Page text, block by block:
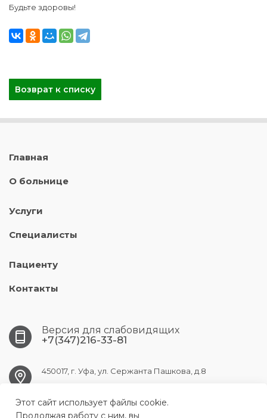
Будьте здоровы!
Возврат к списку
Главная
О больнице
Услуги
Специалисты
Пациенту
Контакты
Версия для слабовидящих
+7(347)216-33-81
450017, г. Уфа, ул. Сержанта Пашкова, д.8
ufa.gb9@doctorrb.ru
Этот сайт использует файлы cookie.
Продолжая работу с ним, вы